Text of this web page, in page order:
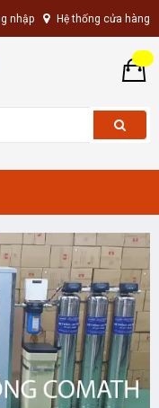
nhập Hệ thống cửa hàng